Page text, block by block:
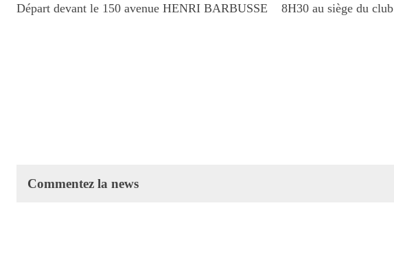
Départ devant le 150 avenue HENRI BARBUSSE 8H30 au siège du club
Commentez la news